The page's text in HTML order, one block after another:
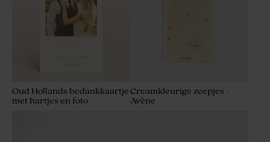
Oud Hollands bedankkaartje
met hartjes en foto
Creamkleurige zeepjes -
Avène